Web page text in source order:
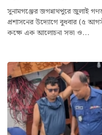
সুনামগঞ্জের জগন্নাথপুরে জুলাই
প্রশাসনের উদ্যোগে বুধবার (৫
কক্ষে এক আলোচনা সভা ও...